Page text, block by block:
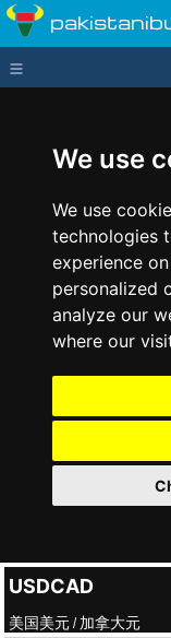
We use
We use
technologies
experience
personalized
analyze our
where our
USDCAD
美国美元 / 加拿大元